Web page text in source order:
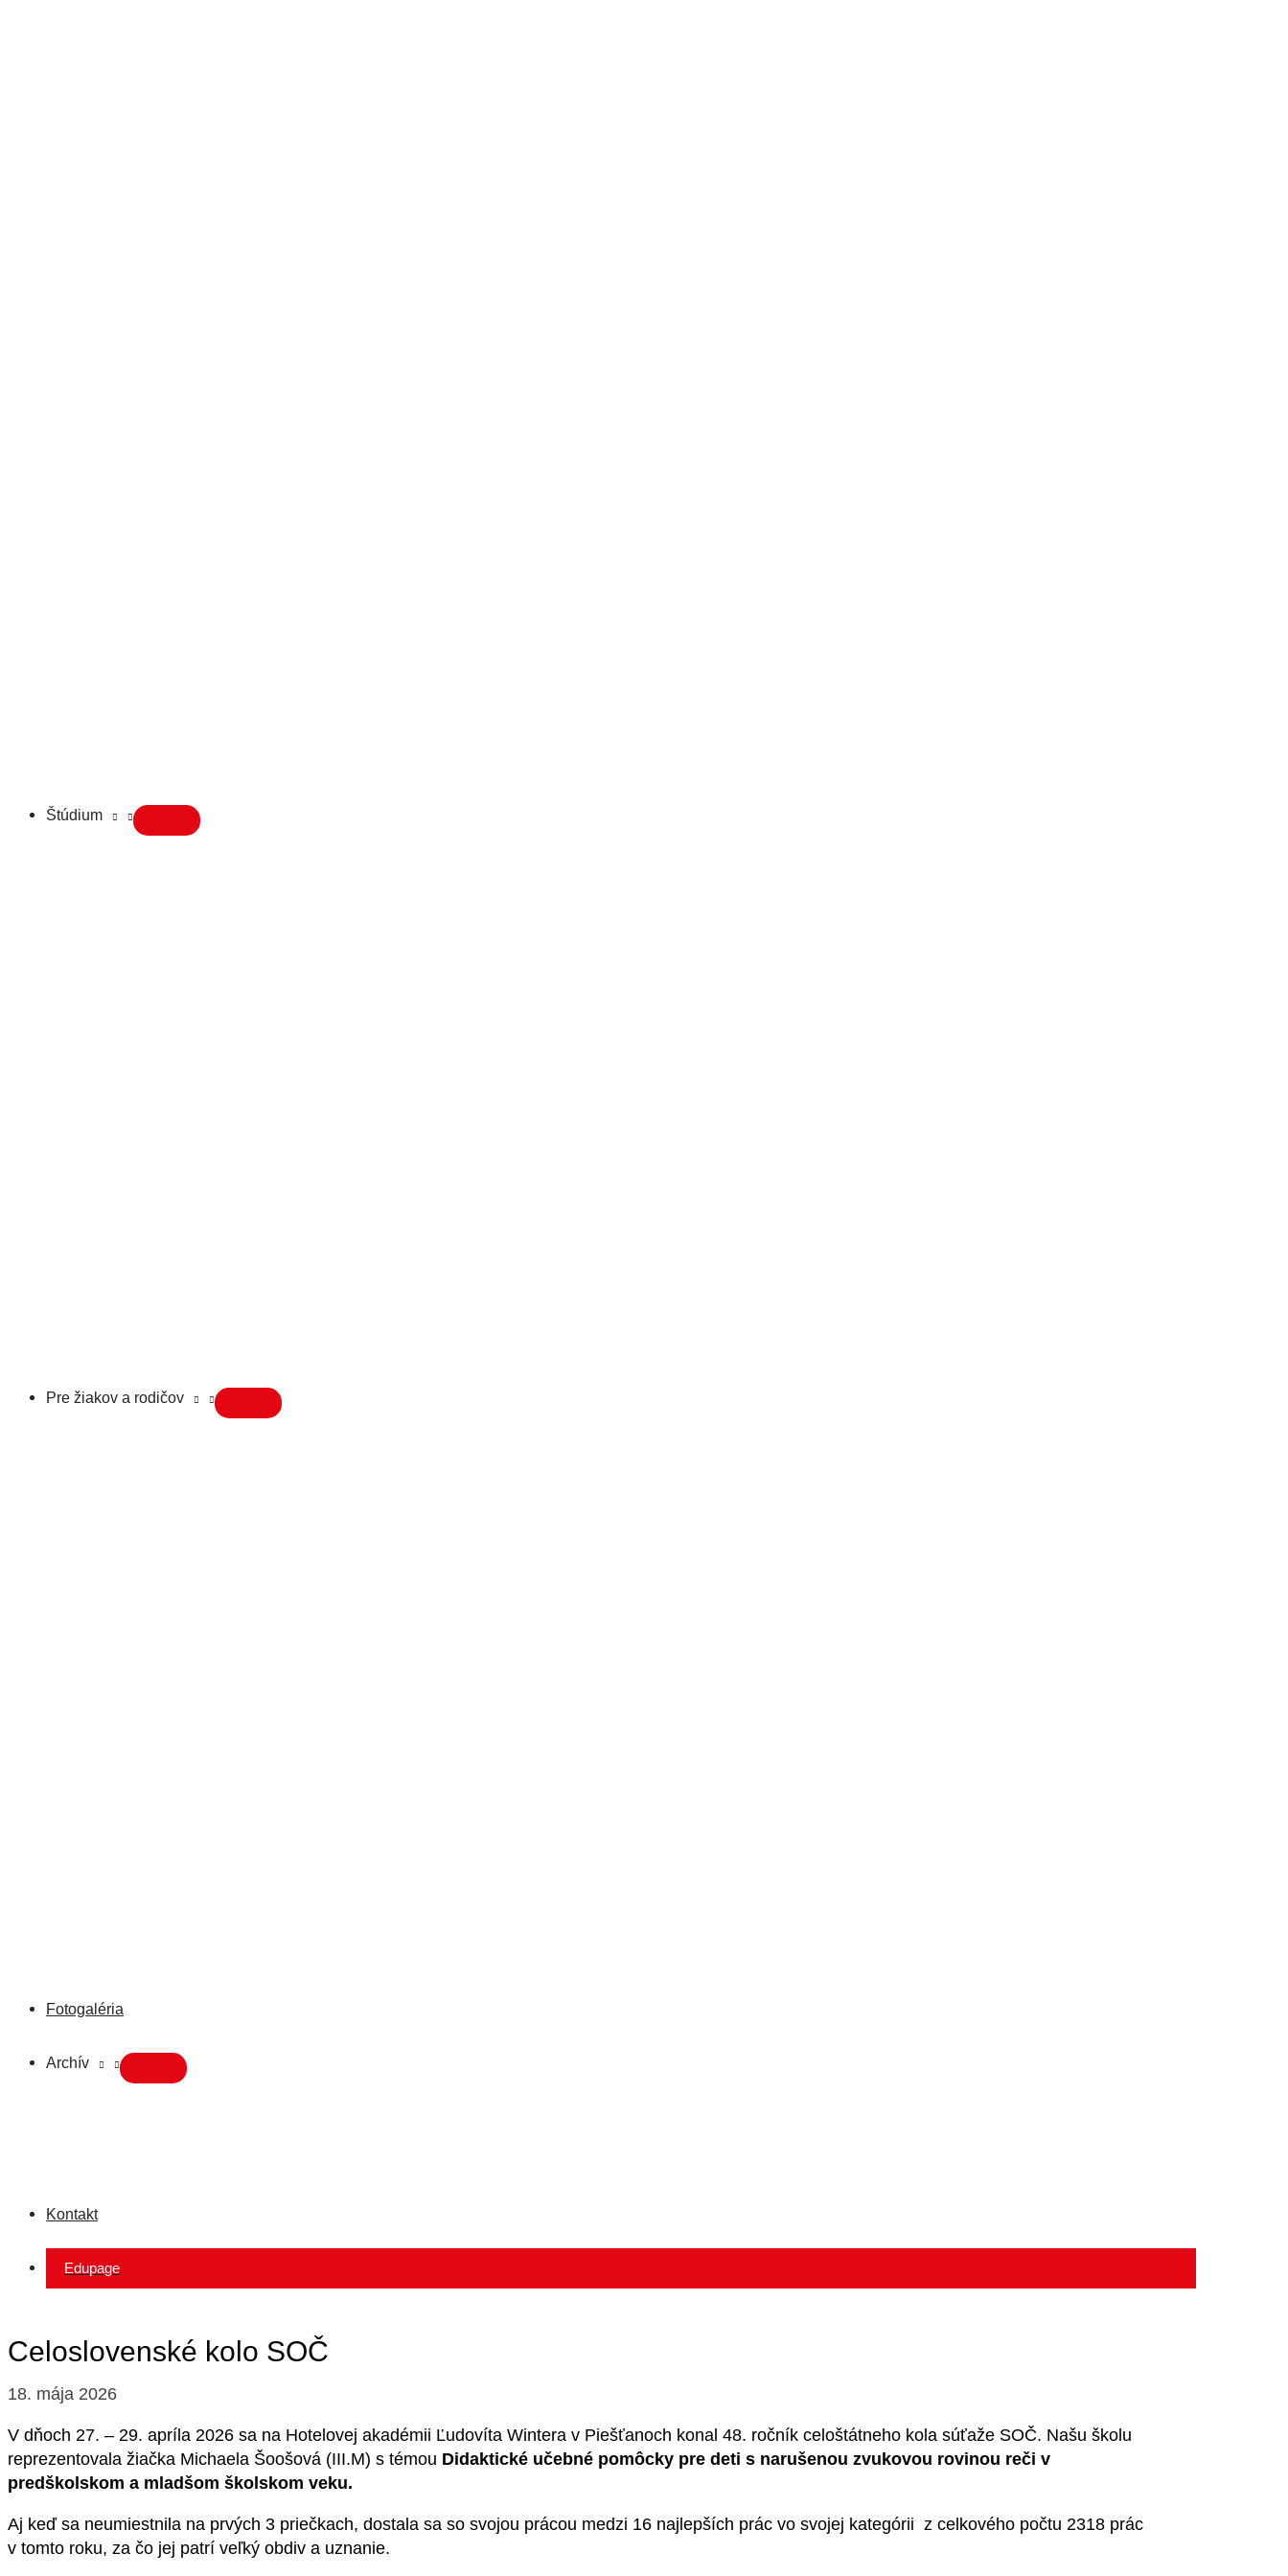
Štúdium
Pre žiakov a rodičov
Fotogaléria
Archív
Kontakt
Edupage
Celoslovenské kolo SOČ
18. mája 2026
V dňoch 27. – 29. apríla 2026 sa na Hotelovej akadémii Ľudovíta Wintera v Piešťanoch konal 48. ročník celoštátneho kola súťaže SOČ. Našu školu
reprezentovala žiačka Michaela Šoošová (III.M) s témou Didaktické učebné pomôcky pre deti s narušenou zvukovou rovinou reči v
predškolskom a mladšom školskom veku.
Aj keď sa neumiestnila na prvých 3 priečkach, dostala sa so svojou prácou medzi 16 najlepších prác vo svojej kategórii z celkového počtu 2318 prác
v tomto roku, za čo jej patrí veľký obdiv a uznanie.